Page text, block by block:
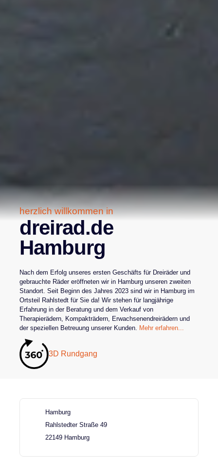
herzlich willkommen in
dreirad.de
Hamburg
Nach dem Erfolg unseres ersten Geschäfts für Dreiräder und
gebrauchte Räder eröffneten wir in Hamburg unseren zweiten
Standort. Seit Beginn des Jahres 2023 sind wir in Hamburg im
Ortsteil Rahlstedt für Sie da! Wir stehen für langjährige
Erfahrung in der Beratung und dem Verkauf von
Therapierädern, Kompakträdern, Erwachsenendreirädern und
der speziellen Betreuung unserer Kunden. Mehr erfahren...
3D Rundgang
Hamburg
Rahlstedter Straße 49
22149 Hamburg